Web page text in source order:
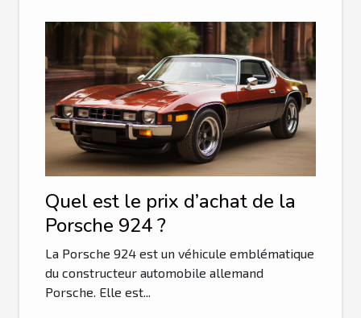
Quel est le prix d’achat de la
Porsche 924 ?
La Porsche 924 est un véhicule emblématique
du constructeur automobile allemand
Porsche. Elle est...